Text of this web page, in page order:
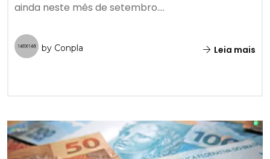
ainda neste mês de setembro....
by Conpla Leia mais